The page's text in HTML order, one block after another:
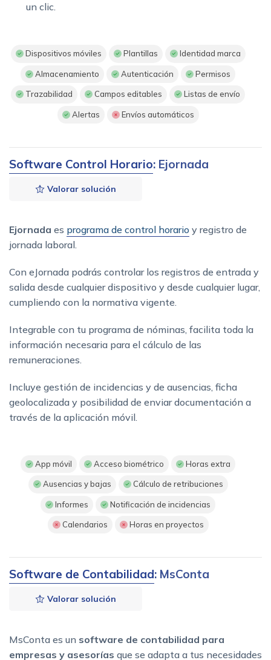
un clic.
Dispositivos móviles Plantillas Identidad marca
Almacenamiento Autenticación Permisos
Trazabilidad Campos editables Listas de envío
Alertas Envíos automáticos
Software Control Horario: Ejornada
Valorar solución
Ejornada es programa de control horario y registro de
jornada laboral.
Con eJornada podrás controlar los registros de entrada y
salida desde cualquier dispositivo y desde cualquier lugar,
cumpliendo con la normativa vigente.
Integrable con tu programa de nóminas, facilita toda la
información necesaria para el cálculo de las
remuneraciones.
Incluye gestión de incidencias y de ausencias, ficha
geolocalizada y posibilidad de enviar documentación a
través de la aplicación móvil.
App móvil Acceso biométrico Horas extra
Ausencias y bajas Cálculo de retribuciones
Informes Notificación de incidencias
Calendarios Horas en proyectos
Software de Contabilidad: MsConta
Valorar solución
MsConta es un software de contabilidad para
empresas y asesorías que se adapta a tus necesidades